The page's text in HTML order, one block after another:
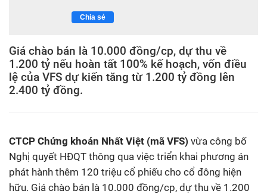
Chia sẻ
Giá chào bán là 10.000 đồng/cp, dự thu về
1.200 tỷ nếu hoàn tất 100% kế hoạch, vốn điều
lệ của VFS dự kiến tăng từ 1.200 tỷ đồng lên
2.400 tỷ đồng.
CTCP Chứng khoán Nhất Việt (mã VFS) vừa công bố
Nghị quyết HĐQT thông qua việc triển khai phương án
phát hành thêm 120 triệu cổ phiếu cho cổ đông hiện
hữu. Giá chào bán là 10.000 đồng/cp, dự thu về 1.200